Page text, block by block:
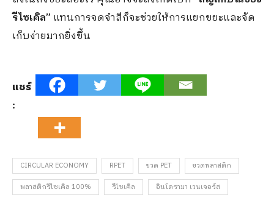
รีไซเคิล” แทนการจดจำสีก็จะช่วยให้การแยกขยะและจัด
เก็บง่ายมากยิ่งขึ้น
แชร์
:
CIRCULAR ECONOMY RPET ขวด PET
ขวดพลาสติก
พลาสติกรีไซเคิล 100%
รีไซเคิล อินโดรามา เวนเจอร์ส